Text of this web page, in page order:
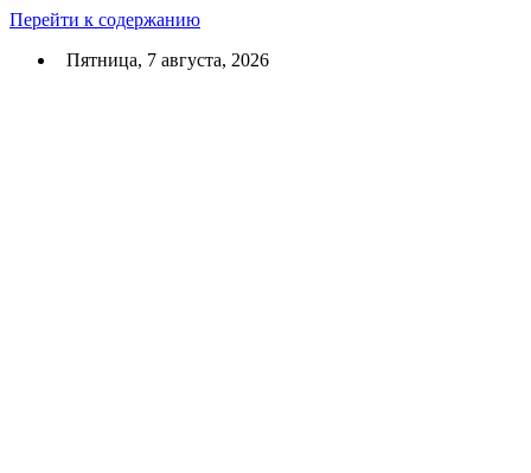
Перейти к содержанию
Пятница, 7 августа, 2026